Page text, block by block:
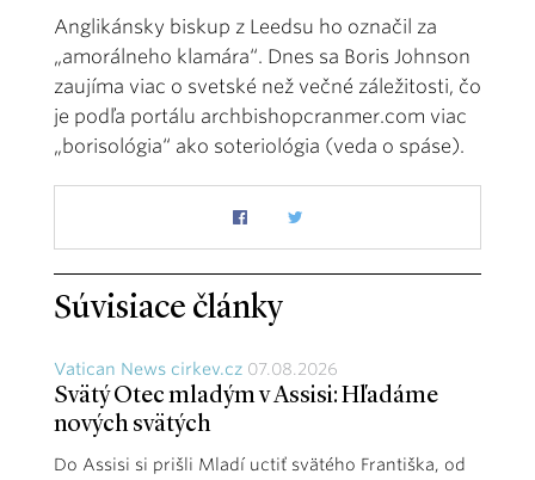
Anglikánsky biskup z Leedsu ho označil za
„amorálneho klamára“. Dnes sa Boris Johnson
zaujíma viac o svetské než večné záležitosti, čo
je podľa portálu archbishopcranmer.com viac
„borisológia“ ako soteriológia (veda o spáse).
Súvisiace články
Vatican News cirkev.cz 07.08.2026
Svätý Otec mladým v Assisi: Hľadáme
nových svätých
Do Assisi si prišli Mladí uctiť svätého Františka, od